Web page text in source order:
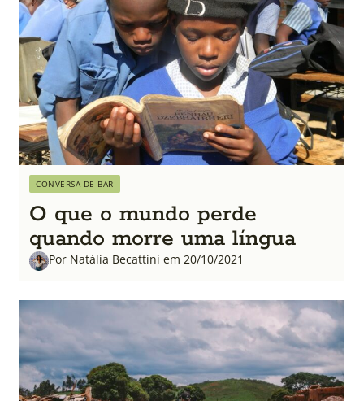
CONVERSA DE BAR
O que o mundo perde
quando morre uma língua
Por Natália Becattini em 20/10/2021